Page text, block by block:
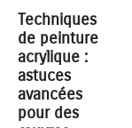
Techniques
de peinture
acrylique :
astuces
avancées
pour des